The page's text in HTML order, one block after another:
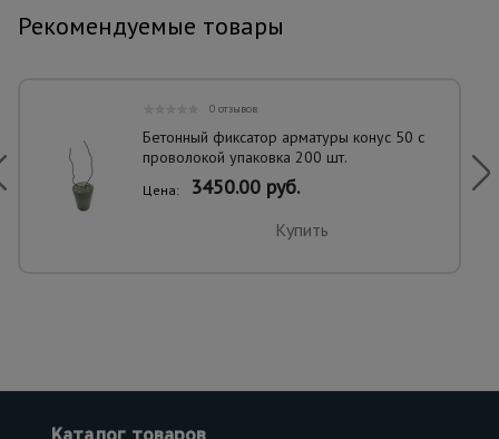
Рекомендуемые товары
0 отзывов
Бетонный фиксатор арматуры конус 50 с
проволокой упаковка 200 шт.
Цена: 3450.00 руб.
Купить
Каталог товаров